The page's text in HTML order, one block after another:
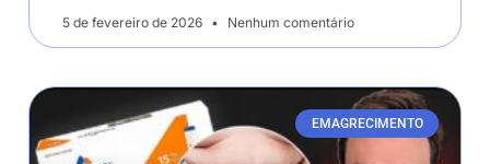
5 de fevereiro de 2026 Nenhum comentário
EMAGRECIMENTO